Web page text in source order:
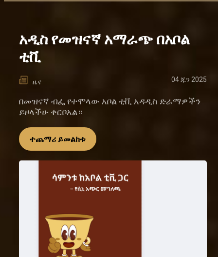
አዲስ የመዝናኛ አማራጭ በአቦል
ቲቪ
ዜና 04 ጁን 2025
በመዝናኛ ብፌ የተሞላው አቦል ቲቪ አዳዲስ ድራማዎችን
ይዞላችሁ ቀርቦአል።
ተጨማሪ ይመልከቱ